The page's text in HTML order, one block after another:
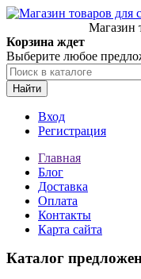
Магазин
Корзина ждет
Выберите любое
Найти
Вход
Регистрация
Главная
Блог
Доставка
Оплата
Контакты
Карта сайта
Каталог